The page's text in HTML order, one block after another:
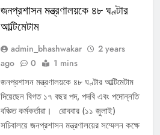
জনপ্রশাসন মন্ত্রণালয়কে ৪৮ ঘণ্টার
আল্টিমেটাম
admin_bhashwakar
2 years
ago
0 1 mins
জনপ্রশাসন মন্ত্রণালয়কে ৪৮ ঘণ্টার আল্টিমেটাম
দিয়েছেন বিগত ১৭ বছর পদ, পদবি এবং পদোন্নতি
বঞ্চিত কর্মকর্তারা। রোববার (১১ জুলাই)
সচিবালয়ে জনপ্রশাসন মন্ত্রণালয়ের সম্মেলন কক্ষে